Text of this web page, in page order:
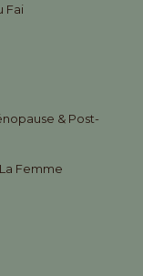
Fai
& Post-
Femme